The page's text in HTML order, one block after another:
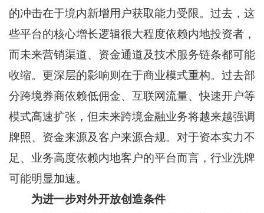
的冲击在于境内新增用户获取能力受限。过去，这
些平台的核心增长逻辑很大程度依赖内地投资者，
而未来营销渠道、资金通道及技术服务链条都可能
收缩。更深层的影响则在于商业模式重构。过去部
分跨境券商依赖低佣金、互联网流量、快速开户等
模式高速扩张，但未来跨境金融业务将越来越强调
牌照、资金来源及客户来源合规。对于资本实力不
足、业务高度依赖内地客户的平台而言，行业洗牌
可能明显加速。
为进一步对外开放创造条件